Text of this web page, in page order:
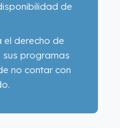
de
el derecho de
sus programas
no contar con